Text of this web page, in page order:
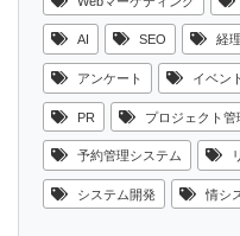
AI SEO 経理
アンケート イベン
PR プロジェクト管
予約管理システム
システム開発 情シ